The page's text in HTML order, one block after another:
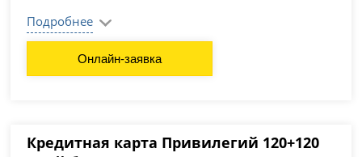
Подробнее
Онлайн-заявка
Кредитная карта Привилегий 120+120